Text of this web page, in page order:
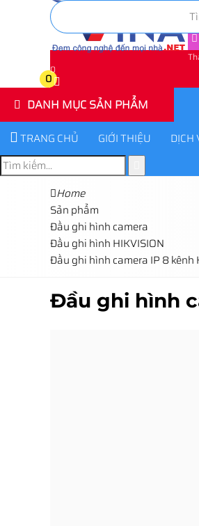
0
0
DANH MỤC SẢN PHẨM
TRANG CHỦ GIỚI THIỆU DỊCH
Home
Sản phẩm
Đầu ghi hình camera
Đầu ghi hình HIKVISION
Đầu ghi hình camera IP 8 kênh
Đầu ghi hình